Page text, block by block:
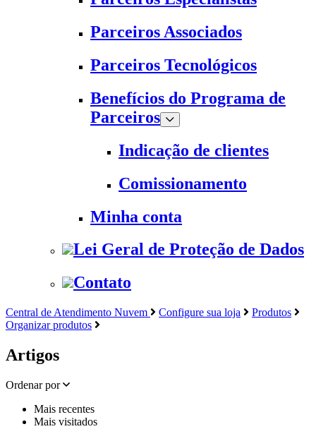
Parceiros Associados
Parceiros Tecnológicos
Benefícios do Programa de
Parceiros
Indicação de clientes
Comissionamento
Minha conta
Lei Geral de Proteção de Dados
Contato
Central de Atendimento Nuvem Configure sua loja
Produtos
Organizar produtos
Artigos
Ordenar por
Mais recentes
Mais visitados